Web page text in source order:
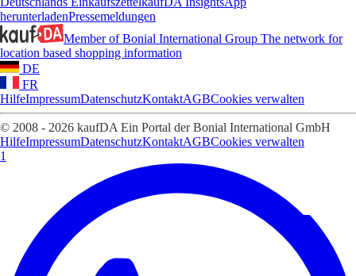
herunterladenPressemeldungen
Member of Bonial International Group The network for
location based shopping information
DE
FR
HilfeImpressumDatenschutzKontaktAGBCookies verwalten
© 2008 - 2026 kaufDA Ein Portal der Bonial International GmbH
HilfeImpressumDatenschutzKontaktAGBCookies verwalten
1